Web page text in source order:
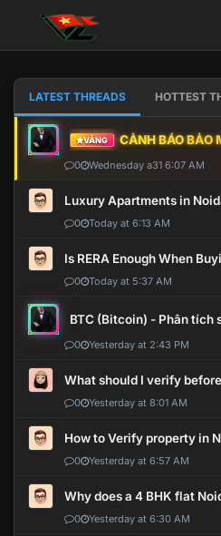
LATEST THREADS HOTTEST
VÀNG CẢNH BÁO BẢO
0 Wednesday a31 6:07 AM
Luxury Apartments in
0 Today at 6:13 AM
Is RERA Enough When
0 Today at 5:37 AM
BTC (Bitcoin) - Phân
0 Yesterday at 2:43 PM
What should I verify
0 Yesterday at 8:01 AM
How to Verify property in
0 Yesterday at 6:57 AM
Why does a 4 BHK flat
0 Yesterday at 6:30 AM